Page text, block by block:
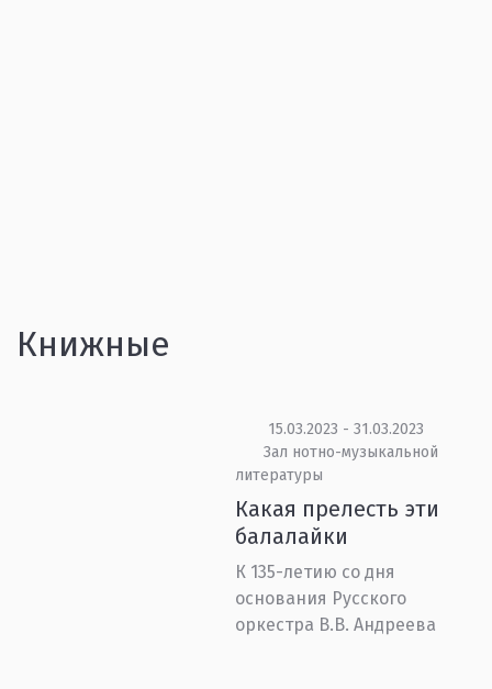
Книжные
15.03.2023 - 31.03.2023
Зал нотно-музыкальной
литературы
Какая прелесть эти
балалайки
К 135-летию со дня
основания Русского
оркестра В.В. Андреева